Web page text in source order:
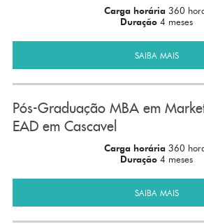
Carga horária 360
Duração 4 meses
SAIBA MAIS
Pós-Graduação MBA em
EAD em Cascavel
Carga horária 360
Duração 4 meses
SAIBA MAIS